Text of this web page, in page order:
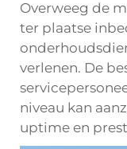
Overweeg de
ter plaatse
verlenen. De
niveau kan
uptime en